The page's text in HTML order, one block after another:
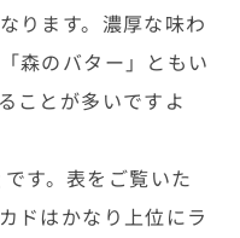
ります。濃厚な味わ
森のバター」ともい
ことが多いですよ
す。表をご覧いた
ドはかなり上位にラ